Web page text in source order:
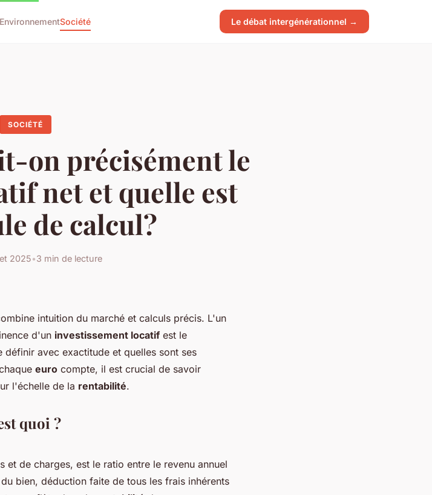
EnvironnementSociété Le débat intergénérationnel →
SOCIÉTÉ
on précisément le
net et quelle est
de calcul?
2025•3 min de lecture
intuition du marché et calculs précis. L'un
d'un investissement locatif est le
définir avec exactitude et quelles sont ses
euro compte, il est crucial de savoir
l'échelle de la rentabilité.
quoi ?
et de charges, est le ratio entre le revenu annuel
du bien, déduction faite de tous les frais inhérents